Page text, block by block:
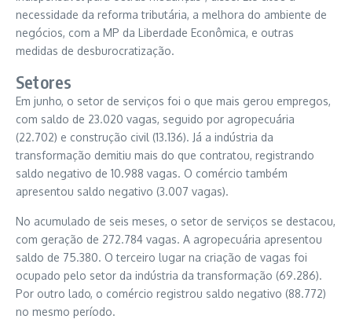
necessidade da reforma tributária, a melhora do ambiente de
negócios, com a MP da Liberdade Econômica, e outras
medidas de desburocratização.
Setores
Em junho, o setor de serviços foi o que mais gerou empregos,
com saldo de 23.020 vagas, seguido por agropecuária
(22.702) e construção civil (13.136). Já a indústria da
transformação demitiu mais do que contratou, registrando
saldo negativo de 10.988 vagas. O comércio também
apresentou saldo negativo (3.007 vagas).
No acumulado de seis meses, o setor de serviços se destacou,
com geração de 272.784 vagas. A agropecuária apresentou
saldo de 75.380. O terceiro lugar na criação de vagas foi
ocupado pelo setor da indústria da transformação (69.286).
Por outro lado, o comércio registrou saldo negativo (88.772)
no mesmo período.